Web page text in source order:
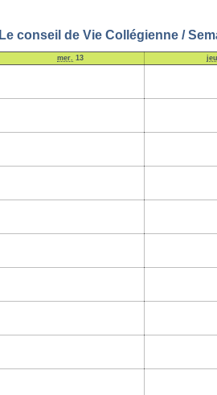
Le conseil de Vie Collégienne /
mer. 13